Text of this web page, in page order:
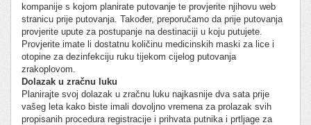
kompanije s kojom planirate putovanje te provjerite njihovu web
stranicu prije putovanja. Također, preporučamo da prije putovanja
provjerite upute za postupanje na destinaciji u koju putujete.
Provjerite imate li dostatnu količinu medicinskih maski za lice i
otopine za dezinfekciju ruku tijekom cijelog putovanja
zrakoplovom.
Dolazak u zračnu luku
Planirajte svoj dolazak u zračnu luku najkasnije dva sata prije
vašeg leta kako biste imali dovoljno vremena za prolazak svih
propisanih procedura registracije i prihvata putnika i prtljage za